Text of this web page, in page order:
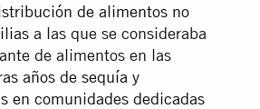
de alimentos no
a las que se consideraba
de alimentos en las
años de sequía y
en comunidades dedicadas